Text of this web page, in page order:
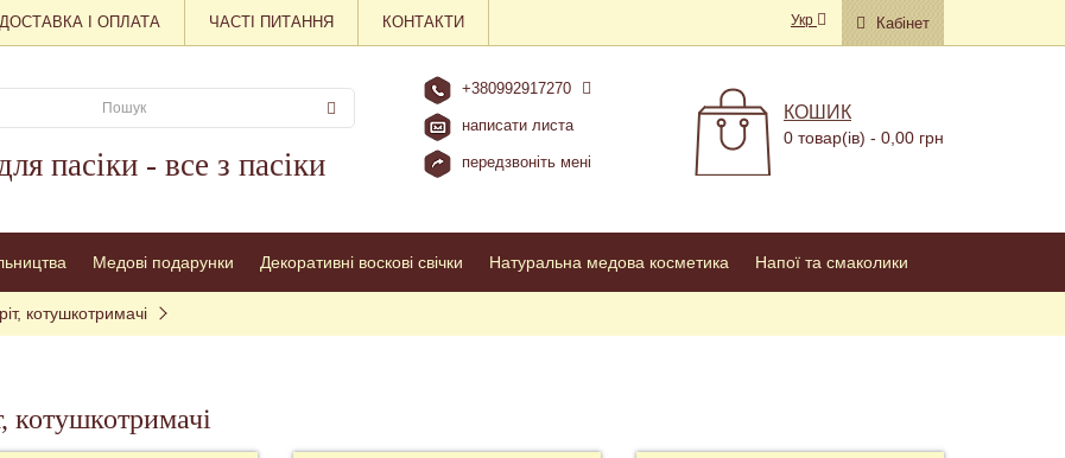
ДОСТАВКА І ОПЛАТА ЧАСТІ ПИТАННЯ КОНТАКТИ Кабінет
Укр
пасіки - все з пасіки
+380992917270
написати листа
передзвоніть мені
КОШИК
0 товар(ів) - 0,00 грн
Медові подарунки Декоративні воскові свічки Натуральна медова косметика Напої та смаколики
котушкотримачі
котушкотримачі